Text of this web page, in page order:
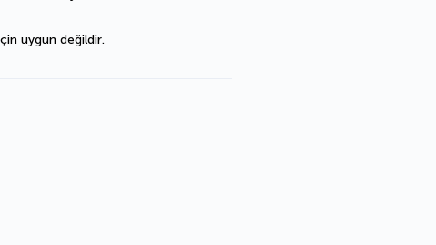
uygun değildir.